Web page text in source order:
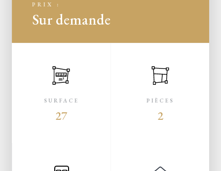
PRIX :
Sur demande
m²
SURFACE
27
PIÈCES
2